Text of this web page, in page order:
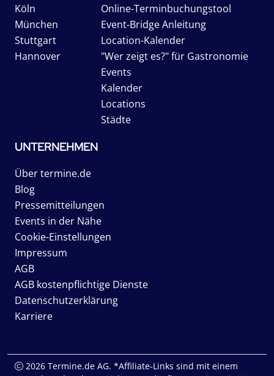
Köln
München
Stuttgart
Hannover
Online-Terminbuchungstool
Event-Bridge Anleitung
Location-Kalender
"Wer zeigt es?" für Gastronomie
Events
Kalender
Locations
Städte
UNTERNEHMEN
Über termine.de
Blog
Pressemitteilungen
Events in der Nähe
Cookie-Einstellungen
Impressum
AGB
AGB kostenpflichtige Dienste
Datenschutzerklärung
Karriere
2026 Termine.de AG. *Affiliate-Links sind mit einem